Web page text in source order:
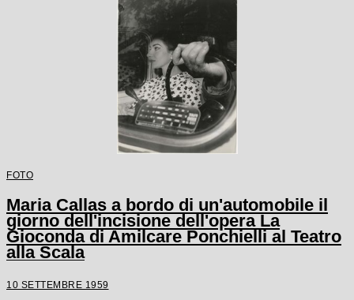
FOTO
Maria Callas a bordo di un'automobile il
giorno dell'incisione dell'opera La
Gioconda di Amilcare Ponchielli al Teatro
alla Scala
10 SETTEMBRE 1959